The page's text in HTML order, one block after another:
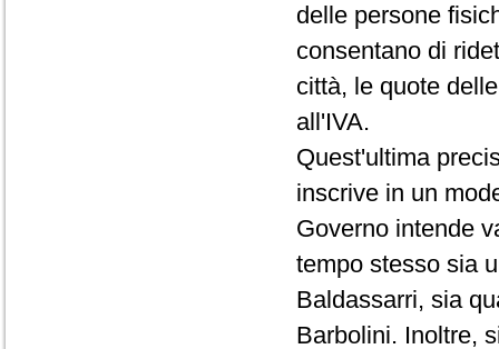
delle persone
consentano di
città, le quote
all'IVA.
Quest'ultima
inscrive in un
Governo intende
tempo stesso sia
Baldassarri, sia
Barbolini. Inoltre,